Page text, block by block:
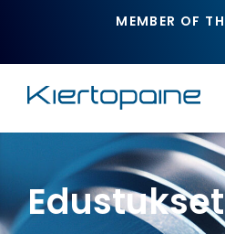
MEMBER OF
Edustukset